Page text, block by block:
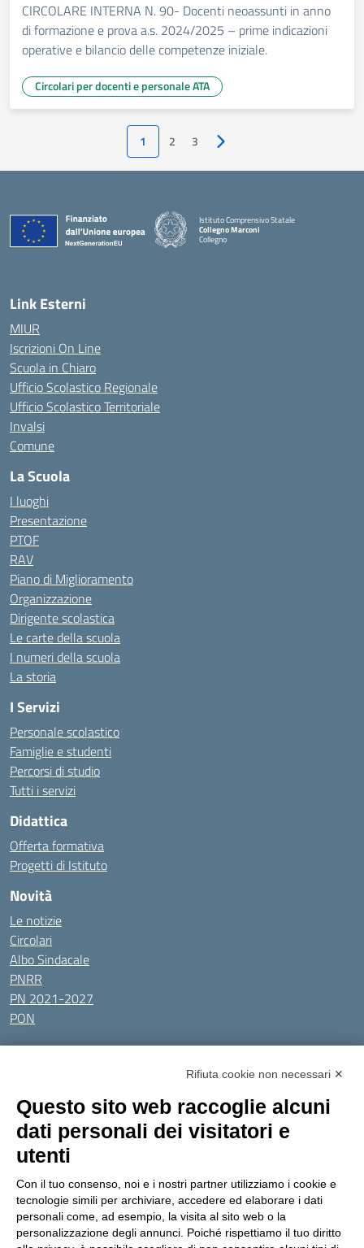
CIRCOLARE INTERNA N. 90- Docenti neoassunti in anno
di formazione e prova a.s. 2024/2025 – prime indicazioni
operative e bilancio delle competenze iniziale.
Circolari per docenti e personale ATA
1 2 3 Pagina successiva
Istituto Comprensivo Statale
Collegno Marconi
Collegno
Link Esterni
MIUR
Iscrizioni On Line
Scuola in Chiaro
Ufficio Scolastico Regionale
Ufficio Scolastico Territoriale
Invalsi
Comune
La Scuola
I luoghi
Presentazione
PTOF
RAV
Piano di Miglioramento
Organizzazione
Dirigente scolastica
Le carte della scuola
I numeri della scuola
La storia
I Servizi
Personale scolastico
Famiglie e studenti
Percorsi di studio
Tutti i servizi
Didattica
Offerta formativa
Progetti di Istituto
Novità
Le notizie
Circolari
Albo Sindacale
PNRR
PN 2021-2027
PON
Tutti gli argomenti
Amministrazione Trasparente
Privacy Policy
Dichiarazione di accessibilitàObiettivi di accessibilità
Seguici su:
Indirizzo:Via Gaetano Donizetti 30, Collegno
Centralino:0114053925 Email: toic8cg002@istruzione.it
Posta elettronica certificata (PEC):toic8cg002@pec.istruzione.it
Rifiuta cookie non necessari ✕
Questo sito web raccoglie alcuni
dati personali dei visitatori e
utenti
Con il tuo consenso, noi e i nostri partner utilizziamo i cookie e
tecnologie simili per archiviare, accedere ed elaborare i dati
personali come, ad esempio, la visita al sito web o la
personalizzazione degli annunci. Poiché rispettiamo il tuo diritto